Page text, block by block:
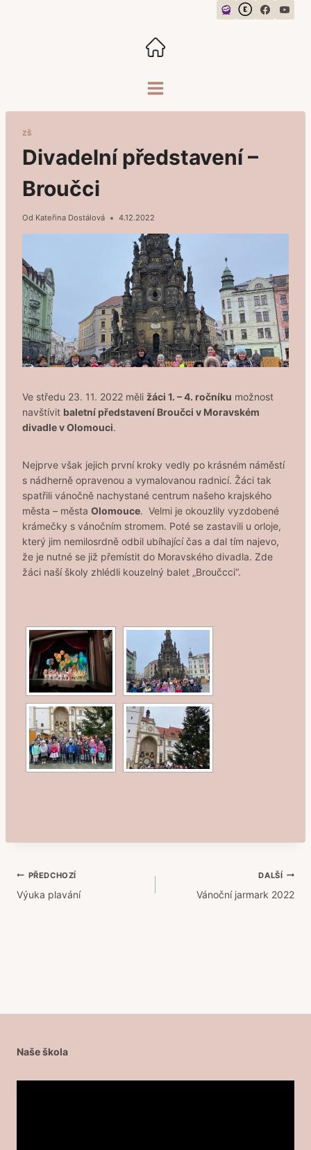
ZŠ
Divadelní představení –
Broučci
Od Kateřina Dostálová 4.12.2022
Ve středu 23. 11. 2022 měli žáci 1. – 4. ročníku možnost
navštívit baletní představení Broučci v Moravském
divadle v Olomouci.
Nejprve však jejich první kroky vedly po krásném náměstí
s nádherně opravenou a vymalovanou radnicí. Žáci tak
spatřili vánočně nachystané centrum našeho krajského
města – města Olomouce. Velmi je okouzlily vyzdobené
krámečky s vánočním stromem. Poté se zastavili u orloje,
který jim nemilosrdně odbil ubíhající čas a dal tím najevo,
že je nutné se již přemístit do Moravského divadla. Zde
žáci naší školy zhlédli kouzelný balet „Broučcci“.
Navigace
pro
PŘEDCHOZÍ
Výuka plavání
DALŠÍ
Vánoční jarmark 2022
Naše škola